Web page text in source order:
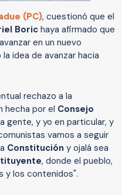
(PC), cuestionó que el
Borichaya afirmado que
en un nuevo
idea de avanzar hacia
rechazo a la
hecha por el Consejo
gente, y yo en particular, y
vamos a seguir
Constitución y ojalá sea
, donde el pueblo,
y los contenidos".